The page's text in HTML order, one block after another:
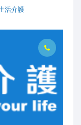
活介護